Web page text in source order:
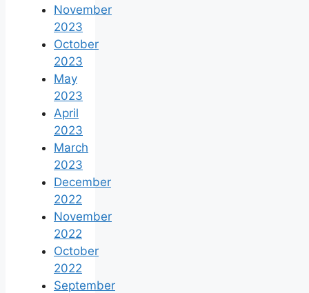
November
2023
October
2023
May
2023
April
2023
March
2023
December
2022
November
2022
October
2022
September